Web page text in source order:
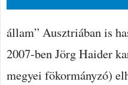
állam” Ausztriában is
2007-ben Jörg Haider
megyei fökormányzó)